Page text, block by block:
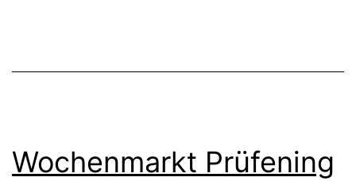
Wochenmarkt Prüfening